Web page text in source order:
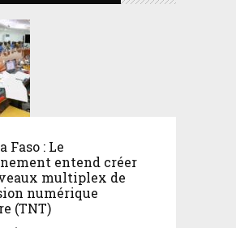
Faso : Le
entend créer
multiplex de
numérique
(TNT)